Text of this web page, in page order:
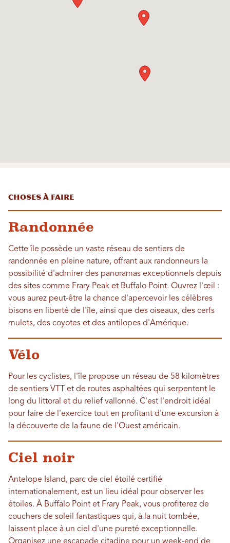
Choses à faire
Randonnée
Cette île possède un vaste réseau de sentiers de
randonnée en pleine nature, offrant aux randonneurs la
possibilité d'admirer des panoramas exceptionnels depuis
des sites comme Frary Peak et Buffalo Point. Ouvrez l'œil :
vous aurez peut-être la chance d'apercevoir les célèbres
bisons en liberté de l'île, ainsi que des oiseaux, des cerfs
mulets, des coyotes et des antilopes d'Amérique.
Vélo
Pour les cyclistes, l'île propose un réseau de 58 kilomètres
de sentiers VTT et de routes asphaltées qui serpentent le
long du littoral et du relief vallonné. C'est l'endroit idéal
pour faire de l'exercice tout en profitant d'une excursion à
la découverte de la faune de l'Ouest américain.
Ciel noir
Antelope Island, parc de ciel étoilé certifié
internationalement, est un lieu idéal pour observer les
étoiles. À Buffalo Point et Frary Peak, vous profiterez de
couchers de soleil fantastiques qui, à la nuit tombée,
laissent place à un ciel d'une pureté exceptionnelle.